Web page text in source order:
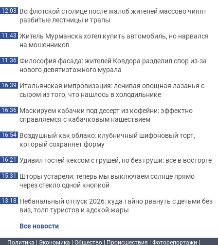
12:03 Во флотской столице после жалоб жителей массово чинят
разбитые лестницы и трапы
11:43 Житель Мурманска хотел купить автомобиль, но нарвался
на мошенников
11:36 Философия фасада: жителей Ковдора разделил спор из-за
нового девятиэтажного мурала
16:39 Итальянская импровизация: ленивая овощная лазанья с
сыром из того, что нашлось в холодильнике
16:36 Маскируем кабачки под десерт из кофейни: эффектно
справляемся с кабачковым нашествием
16:54 Воздушный как облако: клубничный шифоновый торт,
который сохраняет форму
16:21 Удивил гостей кексом с грушей, но без груши: все в восторге
15:31 Шторы устарели: теперь мы выключаем солнце прямо
через стекло одной кнопкой
13:18 Небанальный отпуск 2026: куда тайно рвануть с детьми без
виз, толп туристов и адской жары
Все новости
Политика | Экономика | Общество | Происшествия | Фоторепортажи |